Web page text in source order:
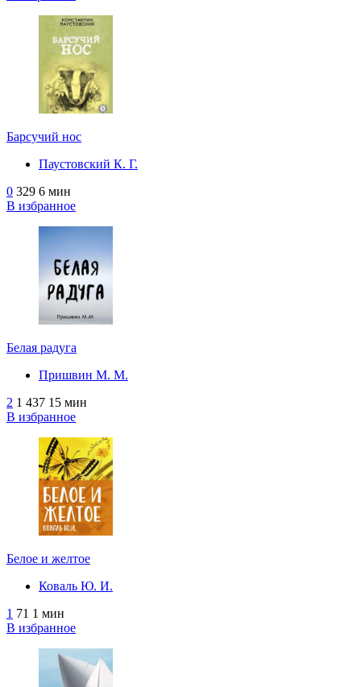
Барсучий нос
Паустовский К. Г.
0 329 6 мин
В избранное
Белая радуга
Пришвин М. М.
2 1 437 15 мин
В избранное
Белое и желтое
Коваль Ю. И.
1 71 1 мин
В избранное